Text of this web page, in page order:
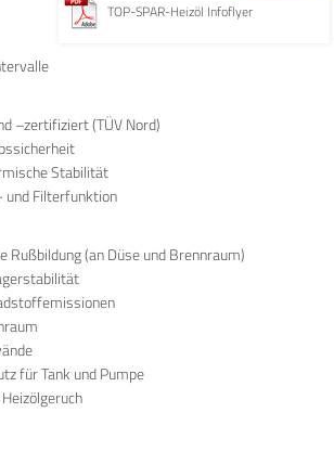
TOP-SPAR-Heizöl Infoflyer
–zertifiziert (TÜV Nord)
Stabilität
und Filterfunktion
Rußbildung (an Düse und Brennraum)
für Tank und Pumpe